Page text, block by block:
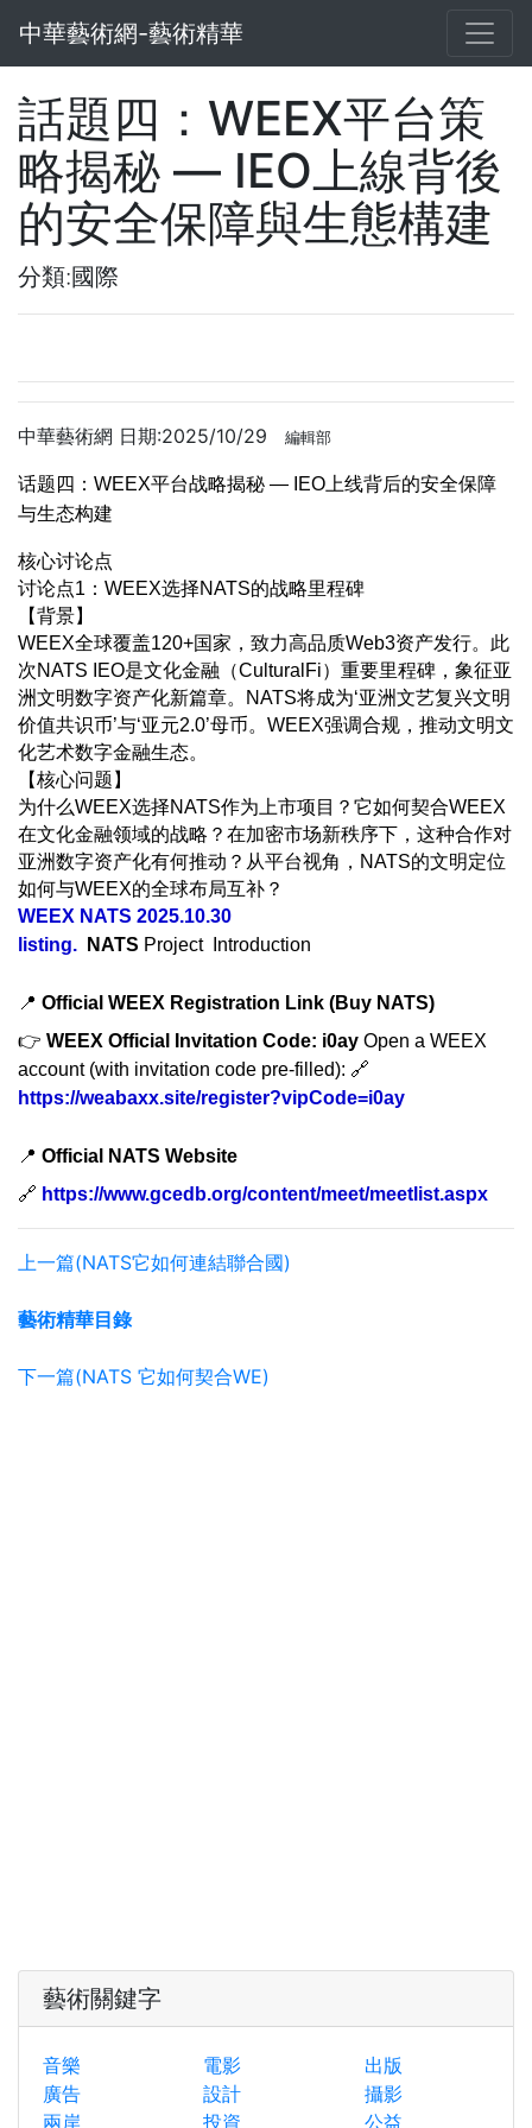
中華藝術網-藝術精華
話題四：WEEX平台策
略揭秘 — IEO上線背後
的安全保障與生態構建
分類:國際
中華藝術網 日期:2025/10/29 編輯部
话题四：WEEX平台战略揭秘 — IEO上线背后的安全保障
与生态构建
核心讨论点
讨论点1：WEEX选择NATS的战略里程碑
【背景】
WEEX全球覆盖120+国家，致力高品质Web3资产发行。此
次NATS IEO是文化金融（CulturalFi）重要里程碑，象征亚
洲文明数字资产化新篇章。NATS将成为‘亚洲文艺复兴文明
价值共识币’与‘亚元2.0’母币。WEEX强调合规，推动文明文
化艺术数字金融生态。
【核心问题】
为什么WEEX选择NATS作为上市项目？它如何契合WEEX
在文化金融领域的战略？在加密市场新秩序下，这种合作对
亚洲数字资产化有何推动？从平台视角，NATS的文明定位
如何与WEEX的全球布局互补？
WEEX NATS 2025.10.30
listing.
NATS Project Introduction
📍 Official WEEX Registration Link (Buy NATS)
👉 WEEX Official Invitation Code: i0ay Open a WEEX
account (with invitation code pre-filled): 🔗
https://weabaxx.site/register?vipCode=i0ay
📍 Official NATS Website
🔗 https://www.gcedb.org/content/meet/meetlist.aspx
上一篇(NATS它如何連結聯合國)
藝術精華目錄
下一篇(NATS 它如何契合WE)
藝術關鍵字
音樂 電影
出版
廣告
設計
攝影
兩岸
投資 公益